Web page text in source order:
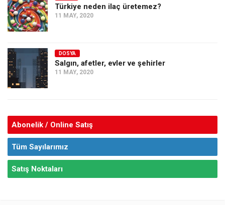
Türkiye neden ilaç üretemez?
11 MAY, 2020
DOSYA
Salgın, afetler, evler ve şehirler
11 MAY, 2020
Abonelik / Online Satış
Tüm Sayılarımız
Satış Noktaları